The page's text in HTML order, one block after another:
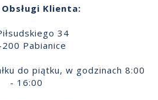
Klienta:
34
Pabianice
do piątku, w godzinach 8:00
- 16:00